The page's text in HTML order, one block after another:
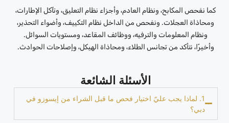
كما نفحص المكابح، ونظام العادم، وأجزاء نظام التعليق، وتآكل الإطارات،
ومحاذاة العجلات. ونفحص من الداخل نظام التكييف، وأضواء التحذير،
ونظام المعلومات والترفيه، ووظائف المقاعد، ومستويات السوائل.
وأخيرًا، نتأكد من تجانس الطلاء، ومحاذاة الهيكل، وإصلاحات الحوادث.
الأسئلة الشائعة
1. لماذا يجب عليّ اختيار فحص ما قبل الشراء من إيسوزو في
دبي؟